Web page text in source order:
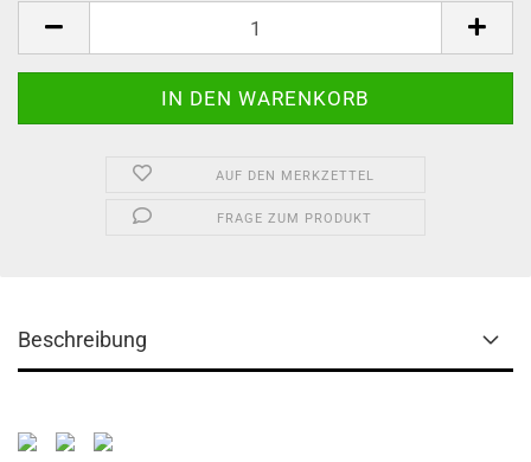
AUF DEN MERKZETTEL
FRAGE ZUM PRODUKT
Beschreibung